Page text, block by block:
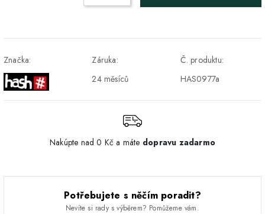
DPD - Odberné miesto
1-2 pracovné dni ZDARMA
Značka:
Záruka:
24 měsíců
Č. produktu:
HAS0977a
Nakúpte nad 0 Kč a máte dopravu zadarmo
Potřebujete s něčím poradit?
Nevíte si rady s výběrem? Pomůžeme vám.